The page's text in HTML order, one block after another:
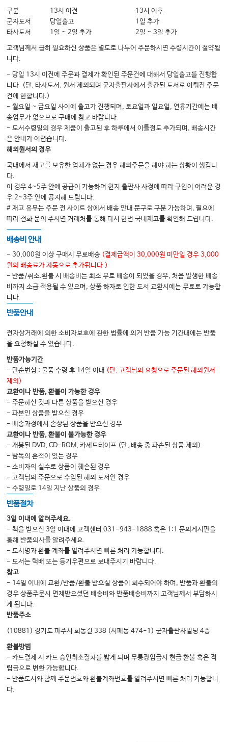
01. 위염
02. 소화성궤양
04. 위말트림프종
05. 위간질종양 및 점막하종양
06. 위용종
07. 기타 위내시경소견
Ⅳ 흡수장애
01. Enterohepatic circulation of bile acids
02. 지방 흡수
03. 탄수화물 흡수
04. 단백질 흡수
05. Short‒owel syndrome
Ⅴ 대장질환
01. 과민성장증후군
02. 염증성장질환
04. 장폐색
05. 장허혈
06. 대장게실
07. C. difficile infection and Pseudomembranous colitis
08. 급성충수염
09. 숙변대장염
Ⅵ 간질환
01. 간기능검사의 이해
02. 바이러스간염: A형간염
03. 바이러스간염: B형간염
04. 바이러스간염: C형간염
05. 알코올간질환
06. 알코올 관련 내과적 문제
07. 비알코올지방간질환
08. 약인성 간손상
09. 자가면역간질환
10. 간경변증
11. 간경변증의 합병증: 정맥류출혈
12. 간경변증의 합병증: 복수
13. 간경변증의 합병증: 간성뇌증
14. 간세포암
15. 감염성간질환
구분 13시 이전
13시 이후
군자도서
당일출고
1일 추가
타사도서
1일 ~ 2일 추가 2일 ~ 3일 추가
고객님께서 급히 필요하신 상품은 별도로 나누어 주문하시면 수령시간이 절약됩
니다.
- 당일 13시 이전에 주문과 결제가 확인된 주문건에 대해서 당일출고를 진행합
니다. (단, 타사도서, 원서 제외되며 군자출판사에서 출간된 도서로 이뤄진 주문
건에 한합니다.)
- 월요일 ~ 금요일 사이에 출고가 진행되며, 토요일과 일요일, 연휴기간에는 배
송업무가 없으므로 구매에 참고 바랍니다.
- 도서수령일의 경우 제품이 출고된 후 하루에서 이틀정도 추가되며, 배송시간
은 안내가 어렵습니다.
해외원서의 경우
국내에서 재고를 보유한 업체가 없는 경우 해외주문을 해야 하는 상황이 생깁니
다.
이 경우 4~5주 안에 공급이 가능하며 현지 출판사 사정에 따라 구입이 어려운 경
우 2~3주 안에 공지해 드립니다.
# 재고 유무는 주문 전 사이트 상에서 배송 안내 문구로 구분 가능하며, 필요에
따라 전화 문의 주시면 거래처를 통해 다시 한번 국내재고를 확인해 드립니다.
배송비 안내
- 30,000원 이상 구매시 무료배송 (결제금액이 30,000원 미만일 경우 3,000
원의 배송료가 자동으로 추가됩니다.)
- 반품/취소.환불 시 배송비는 최소 무료 배송이 되었을 경우, 처음 발생한 배송
비까지 소급 적용될 수 있으며, 상품 하자로 인한 도서 교환시에는 무료로 가능합
니다.
반품안내
전자상거래에 의한 소비자보호에 관한 법률에 의거 반품 가능 기간내에는 반품
을 요청하실 수 있습니다.
반품가능기간
- 단순변심 : 물품 수령 후 14일 이내 (단, 고객님의 요청으로 주문된 해외원서
제외)
교환이나 반품, 환불이 가능한 경우
- 주문하신 것과 다른 상품을 받으신 경우
- 파본인 상품을 받으신 경우
- 배송과정에서 손상된 상품을 받으신 경우
교환이나 반품, 환불이 불가능한 경우
- 개봉된 DVD, CD-ROM, 카세트테이프 (단, 배송 중 파손된 상품 제외)
- 탐독의 흔적이 있는 경우
- 소비자의 실수로 상품이 훼손된 경우
- 고객님의 주문으로 수입된 해외 도서인 경우
- 수령일로 14일 지난 상품의 경우
반품절차
3일 이내에 알려주세요.
- 책을 받으신 3일 이내에 고객센터 031-943-1888 혹은 1:1 문의게시판을
통해 반품의사를 알려주세요.
- 도서명과 환불 계좌를 알려주시면 빠른 처리 가능합니다.
- 도서는 택배 또는 등기우편으로 보내주시기 바랍니다.
참고
- 14일 이내에 교환/반품/환불 받으실 상품이 회수되어야 하며, 반품과 환불의
경우 상품주문시 면제받으셨던 배송비와 반품배송비까지 고객님께서 부담하시
게 됩니다.
반품주소
(10881) 경기도 파주시 회동길 338 (서패동 474-1) 군자출판사빌딩 4층
환불방법
- 카드결제 시 카드 승인취소절차를 밟게 되며 무통장입금시 현금 환불 혹은 적
립금으로 변환 가능합니다.
- 반품도서와 함께 주문번호와 환불계좌번호를 알려주시면 빠른 처리 가능합니
다.